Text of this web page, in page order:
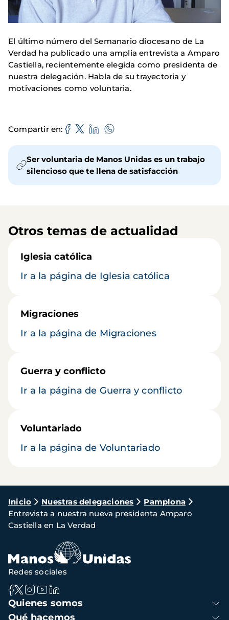
El último número del Semanario diocesano de La
Verdad ha publicado una amplia entrevista a Amparo
Castiella, recientemente elegida como presidenta de
nuestra delegación. Habla de su trayectoria y
motivaciones como voluntaria.
Compartir en
Ser voluntaria de Manos Unidas es un trabajo
silencioso que te llena de satisfacción
Otros temas de actualidad
Iglesia católica
Ir a la página de Iglesia católica
Migraciones
Ir a la página de Migraciones
Guerra y conflicto
Ir a la página de Guerra y conflicto
Voluntariado
Ir a la página de Voluntariado
Ruta
de
navegación
Inicio Nuestras delegaciones
Pamplona
Entrevista a nuestra nueva presidenta Amparo
Castiella en La Verdad
Navegación
principal
Quienes somos
Qué hacemos
Redes sociales